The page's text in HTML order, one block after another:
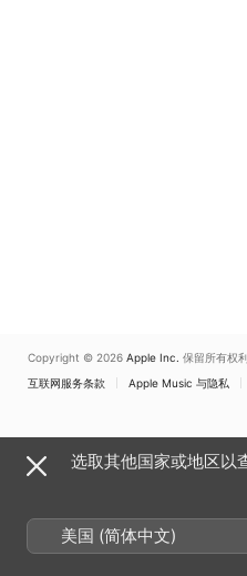
Copyright © 2026 Apple Inc. 保留所有权利
互联网服务条款
Apple Music 与隐私
选取其他国家或地区以
美国 (简体中文)